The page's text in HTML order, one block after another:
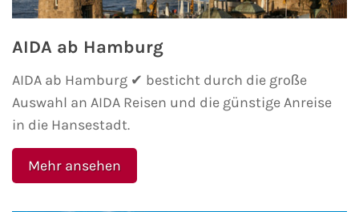
Themenkreuzfahrten
Expeditionskreuzfahrten
Luxuskreuzfahrten
Kreuzfahrt-Jobs
Reiseberichte
TV-Tipps
AIDA ab Hamburg
AIDA ab Hamburg ✔ besticht durch die große
Auswahl an AIDA Reisen und die günstige Anreise
in die Hansestadt.
Mehr ansehen